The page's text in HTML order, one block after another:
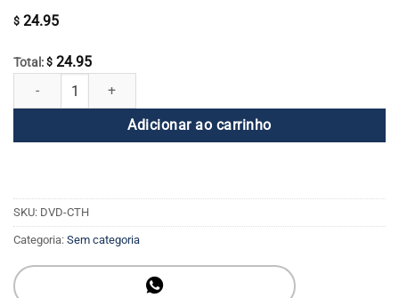
$ 24.95
Total: $ 24.95
Atravessando a hora quantidade
Adicionar ao carrinho
SKU: DVD-CTH
Categoria: Sem categoria